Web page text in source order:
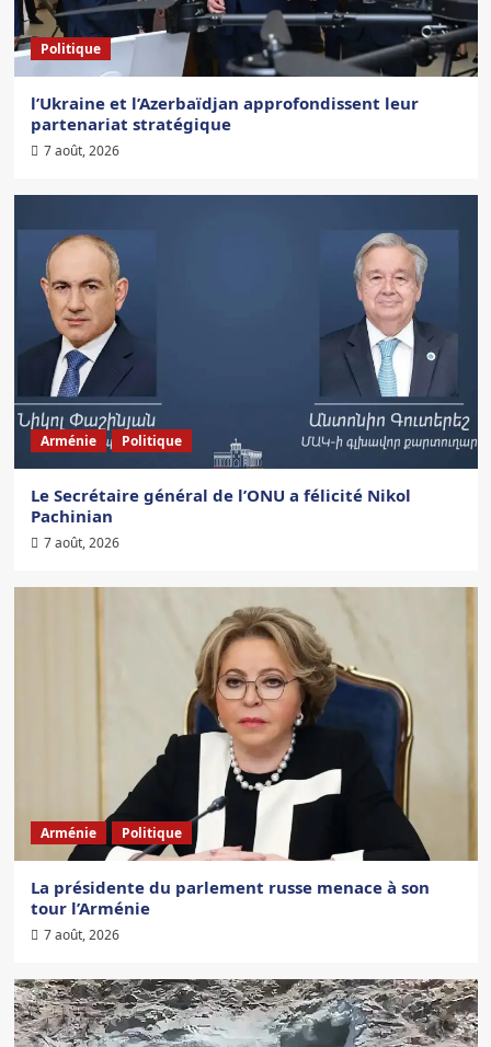
Politique
l’Ukraine et l’Azerbaïdjan approfondissent leur
partenariat stratégique
7 août, 2026
Arménie Politique
Le Secrétaire général de l’ONU a félicité Nikol
Pachinian
7 août, 2026
Arménie Politique
La présidente du parlement russe menace à son
tour l’Arménie
7 août, 2026